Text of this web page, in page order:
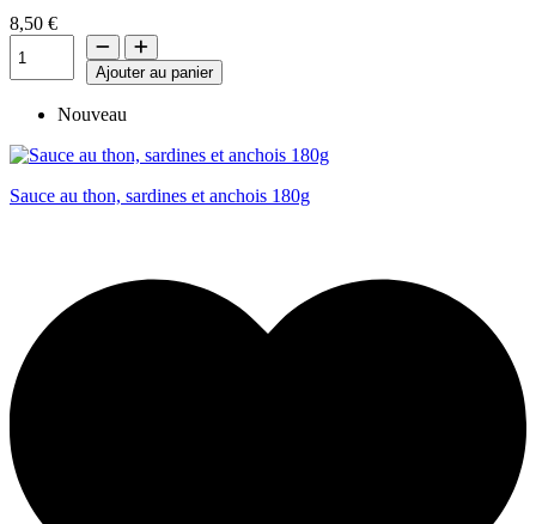
8,50 €
Ajouter au panier
Nouveau
Sauce au thon, sardines et anchois 180g